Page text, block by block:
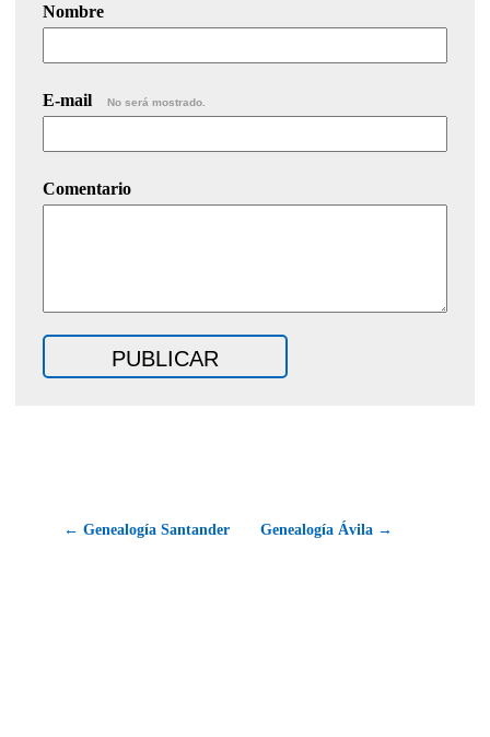
Nombre
E-mail No será mostrado.
Comentario
← Genealogía Santander Genealogía Ávila →